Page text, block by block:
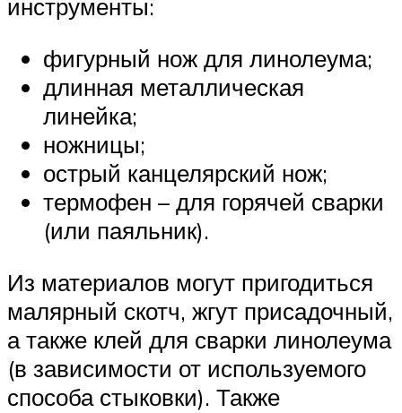
инструменты:
фигурный нож для линолеума;
длинная металлическая
линейка;
ножницы;
острый канцелярский нож;
термофен – для горячей сварки
(или паяльник).
Из материалов могут пригодиться
малярный скотч, жгут присадочный,
а также клей для сварки линолеума
(в зависимости от используемого
способа стыковки). Также